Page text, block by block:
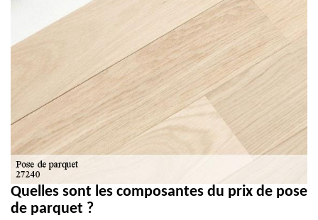
Quelles sont les composantes du prix de pose
de parquet ?